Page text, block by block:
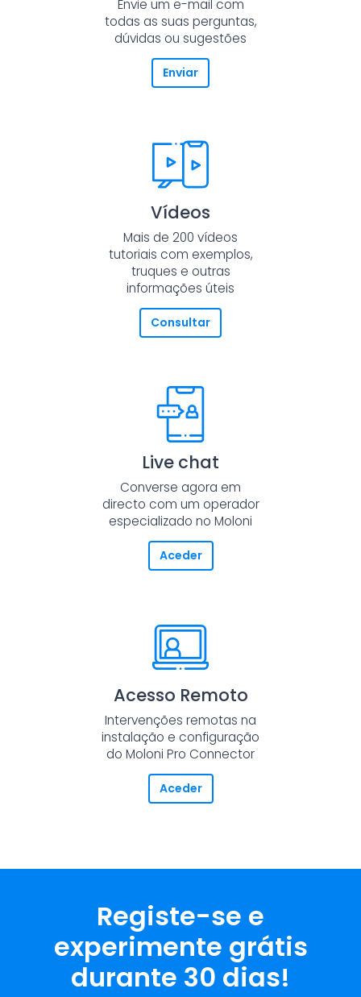
Envie um e-mail com
todas as suas perguntas,
dúvidas ou sugestões
Enviar
Vídeos
Mais de 200 vídeos
tutoriais com exemplos,
truques e outras
informações úteis
Consultar
Live chat
Converse agora em
directo com um operador
especializado no Moloni
Aceder
Acesso Remoto
Intervenções remotas na
instalação e configuração
do Moloni Pro Connector
Aceder
Registe-se e
experimente grátis
durante 30 dias!